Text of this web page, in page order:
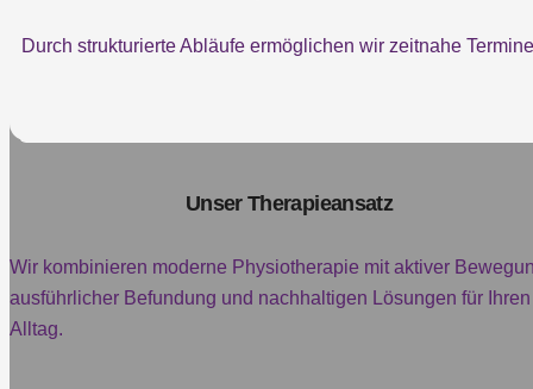
Durch strukturierte Abläufe ermöglichen wir zeitnahe
Unser Therapieansatz
Wir kombinieren moderne Physiotherapie mit aktiver
ausführlicher Befundung und nachhaltigen Lösungen für Ihren
Alltag.